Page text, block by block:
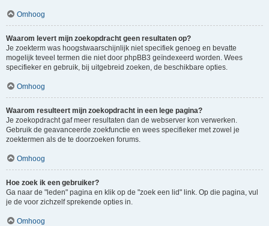
Omhoog
Waarom levert mijn zoekopdracht geen resultaten op?
Je zoekterm was hoogstwaarschijnlijk niet specifiek genoeg en bevatte
mogelijk teveel termen die niet door phpBB3 geïndexeerd worden. Wees
specifieker en gebruik, bij uitgebreid zoeken, de beschikbare opties.
Omhoog
Waarom resulteert mijn zoekopdracht in een lege pagina?
Je zoekopdracht gaf meer resultaten dan de webserver kon verwerken.
Gebruik de geavanceerde zoekfunctie en wees specifieker met zowel je
zoektermen als de te doorzoeken forums.
Omhoog
Hoe zoek ik een gebruiker?
Ga naar de "leden" pagina en klik op de "zoek een lid" link. Op die pagina, vul
je de voor zichzelf sprekende opties in.
Omhoog